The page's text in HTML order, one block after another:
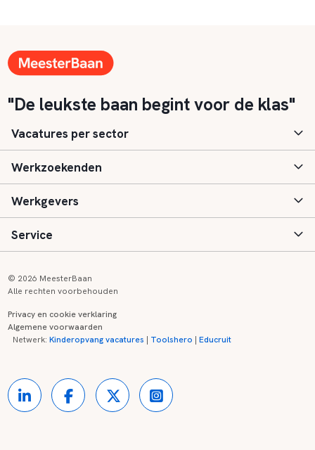
"De leukste baan begint voor de klas"
Vacatures per sector
Basisonderwijs
Speciaal (basis) onderwijs
Voortgezet onderwijs
Kinderopvang
Werkzoekenden
Aanmelden
Vacatures
Zij-instroom informatie
Onderwijsregio's
Werkgevers
Inloggen
Registreren
Contact
Service
Onderwijs links
Partners
© 2026 MeesterBaan
Alle rechten voorbehouden
Privacy en cookie verklaring
Algemene voorwaarden
Netwerk:Kinderopvang vacatures | Toolshero |Educruit